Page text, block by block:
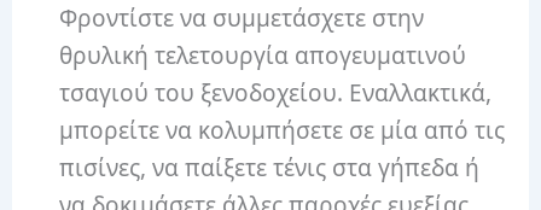
Φροντίστε να συμμετάσχετε στην
θρυλική τελετουργία απογευματινού
τσαγιού του ξενοδοχείου. Εναλλακτικά,
μπορείτε να κολυμπήσετε σε μία από τις
πισίνες, να παίξετε τένις στα γήπεδα ή